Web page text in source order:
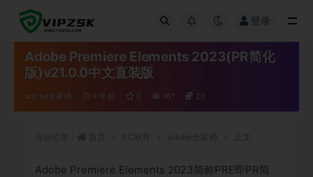
登录
Adobe Premiere Elements 2023(PR简化
版)v21.0.0中文直装版
adobe全家桶 4 年前 0 161 20
Adobe Premiere Elements 2023简称PRE即PR简